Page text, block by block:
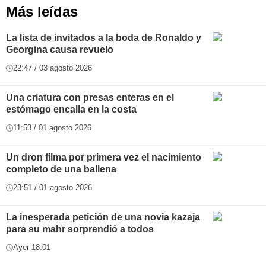
Más leídas
La lista de invitados a la boda de Ronaldo y
Georgina causa revuelo
22:47 / 03 agosto 2026
Una criatura con presas enteras en el
estómago encalla en la costa
11:53 / 01 agosto 2026
Un dron filma por primera vez el nacimiento
completo de una ballena
23:51 / 01 agosto 2026
La inesperada petición de una novia kazaja
para su mahr sorprendió a todos
Ayer 18:01